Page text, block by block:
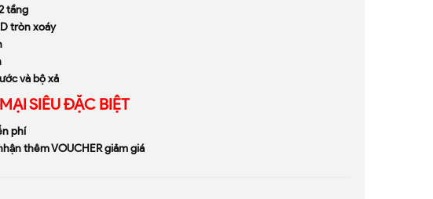
tầng
tròn xoáy
và bộ xả
SIÊU ĐẶC BIỆT
phí
thêm VOUCHER giảm giá